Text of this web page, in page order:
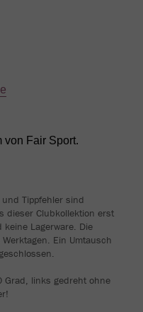
von Fair Sport.
Tippfehler sind
dieser Clubkollektion erst
Lagerware. Die
Ein Umtausch
Grad, links gedreht ohne